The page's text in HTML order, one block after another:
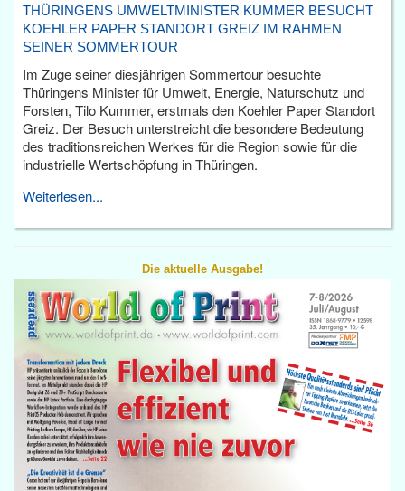
THÜRINGENS UMWELTMINISTER KUMMER BESUCHT
KOEHLER PAPER STANDORT GREIZ IM RAHMEN
SEINER SOMMERTOUR
Im Zuge seiner diesjährigen Sommertour besuchte
Thüringens Minister für Umwelt, Energie, Naturschutz und
Forsten, Tilo Kummer, erstmals den Koehler Paper Standort
Greiz. Der Besuch unterstreicht die besondere Bedeutung
des traditionsreichen Werkes für die Region sowie für die
industrielle Wertschöpfung in Thüringen.
Weiterlesen...
Die aktuelle Ausgabe!